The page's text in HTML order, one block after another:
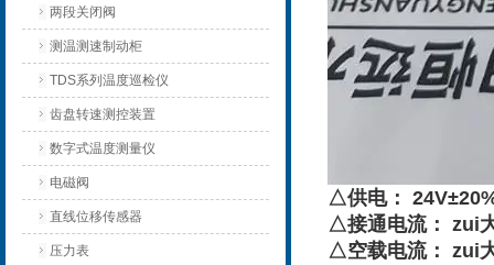
两段关闭阀
测温测速制动柜
TDS系列温度巡检仪
齿盘转速测控装置
数字式温度测量仪
电磁阀
直线位移传感器
压力表
△供电：
△接通电流： zui
△空载电流： zui